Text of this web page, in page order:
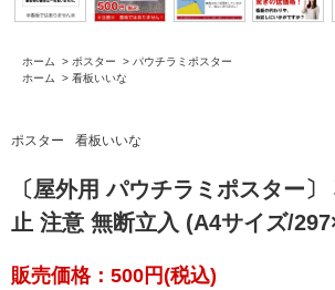
ホーム > ポスター > パウチラミポスター
ホーム
> 看板いいな
ポスター 看板いいな
〔屋外用 パウチラミポスター
止 注意 無断立入 (A4サイズ/
販売価格：500円(税込)